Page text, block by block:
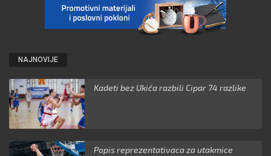
NAJNOVIJE
Kadeti bez Ukića razbili Cipar 74 razlike
Popis reprezentativaca za utakmice